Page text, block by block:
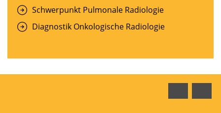
Schwerpunkt Pulmonale Radiologie
Diagnostik Onkologische Radiologie